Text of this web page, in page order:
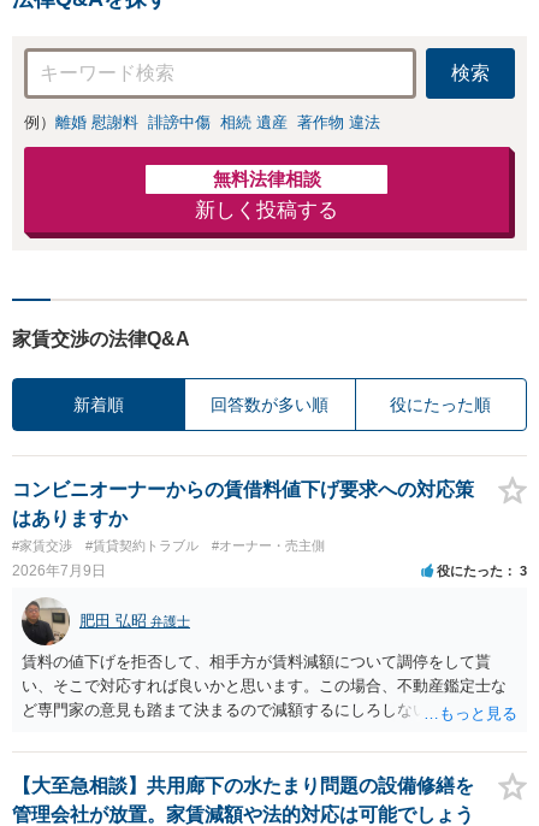
んでいる段階でも
ご相談ください。検索
例） 離婚 慰謝料 誹謗中傷 相続 遺産 著作物 違法
無料法律相談
新しく投稿する
家賃交渉の法律Q&A
新着順 回答数が多い順 役にたった順
コンビニオーナーからの賃借料値下げ要求への対応策
はありますか
#家賃交渉 #賃貸契約トラブル #オーナー・売主側
2026年7月9日 役にたった 3
肥田 弘昭 弁護士
賃料の値下げを拒否して、相手方が賃料減額について調停をして貰
い、そこで対応すれば良いかと思います。この場合、不動産鑑定士な
ど専門家の意見も踏まて決まるので減額するにしろしないにしろ公平
否すればよいだけです。ご参考にしてください。
【大至急相談】共用廊下の水たまり問題の設備修繕を
管理会社が放置。家賃減額や法的対応は可能でしょう